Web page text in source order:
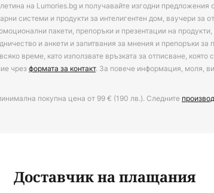
на Lumories.bg и получавайте изгодни предложения
системи и продукти за интелигентен дом, ваучери за
пакети, препоръки и презентации на
и анкети и запитвания за мнения и препоръки
време, като използвате връзката за отписване,
чрезформата за контакт. За повече информация, моля,
покупна цена от 99 € (190 лв.). Следните
Доставчик на плащания